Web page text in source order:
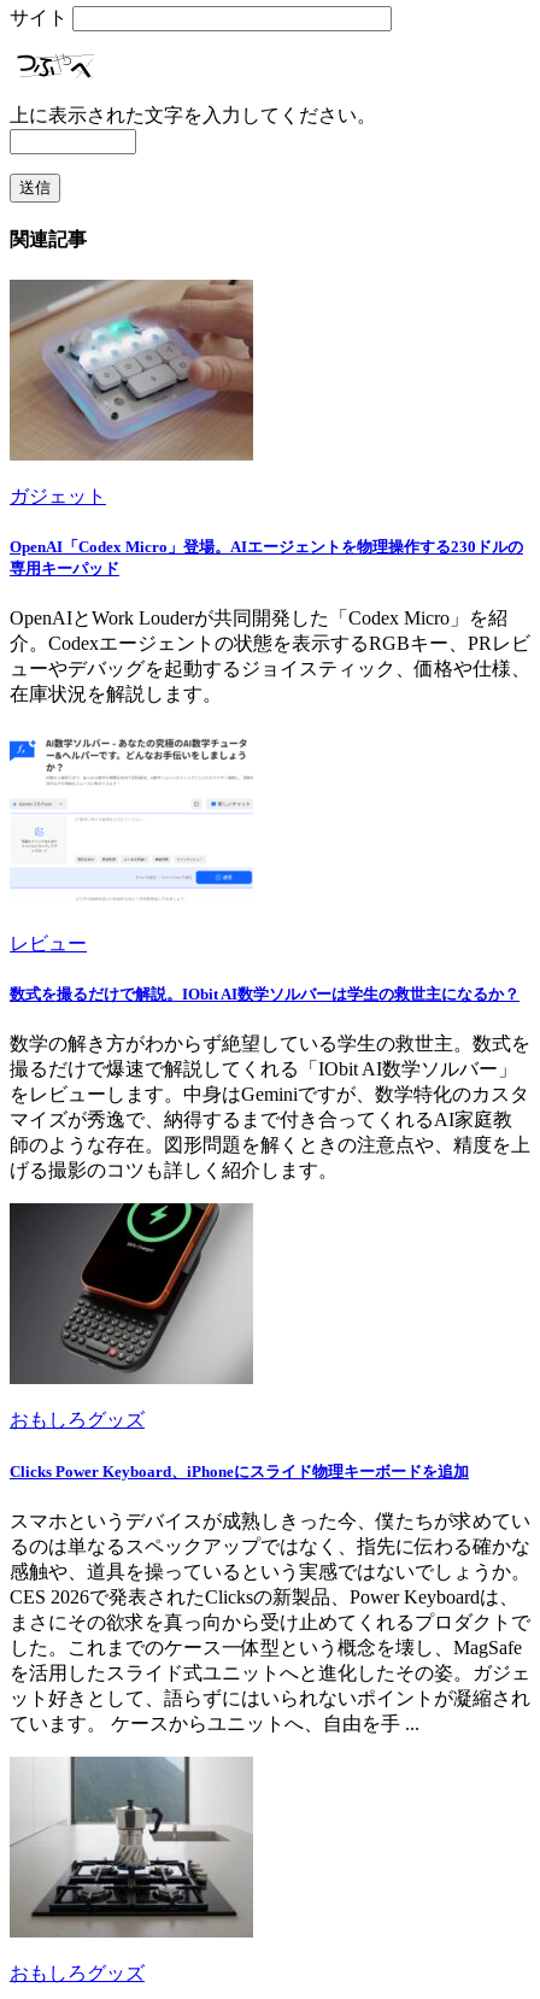
サイト
上に表示された文字を入力してください。
関連記事
ガジェット
OpenAI「Codex Micro」登場。AIエージェントを物理操作する230ドルの
専用キーパッド
OpenAIとWork Louderが共同開発した「Codex Micro」を紹
介。Codexエージェントの状態を表示するRGBキー、PRレビ
ューやデバッグを起動するジョイスティック、価格や仕様、
在庫状況を解説します。
レビュー
数式を撮るだけで解説。IObit AI数学ソルバーは学生の救世主になるか？
数学の解き方がわからず絶望している学生の救世主。数式を
撮るだけで爆速で解説してくれる「IObit AI数学ソルバー」
をレビューします。中身はGeminiですが、数学特化のカスタ
マイズが秀逸で、納得するまで付き合ってくれるAI家庭教
師のような存在。図形問題を解くときの注意点や、精度を上
げる撮影のコツも詳しく紹介します。
おもしろグッズ
Clicks Power Keyboard、iPhoneにスライド物理キーボードを追加
スマホというデバイスが成熟しきった今、僕たちが求めてい
るのは単なるスペックアップではなく、指先に伝わる確かな
感触や、道具を操っているという実感ではないでしょうか。
CES 2026で発表されたClicksの新製品、Power Keyboardは、
まさにその欲求を真っ向から受け止めてくれるプロダクトで
した。これまでのケース一体型という概念を壊し、MagSafe
を活用したスライド式ユニットへと進化したその姿。ガジェ
ット好きとして、語らずにはいられないポイントが凝縮され
ています。 ケースからユニットへ、自由を手 ...
おもしろグッズ